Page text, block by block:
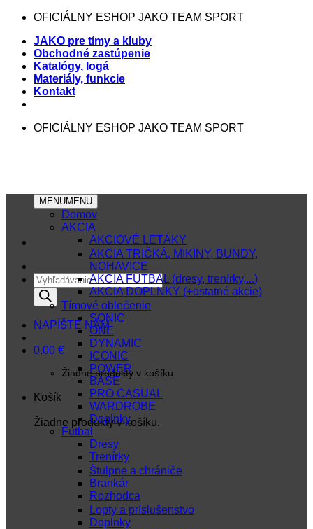
Skip
content
OFICIÁLNY ESHOP JAKO TEAM SPORT
JAKO pre tímy a kluby
Obchodné zastúpenie
Katalógy, logá
Materiály, funkcie
Kontakt
OFICIÁLNY ESHOP JAKO TEAM SPORT
Products
search
NAPÍŠTE NÁM
0,00 €
Žiadne produkty v košíku.
Košík
Žiadne produkty v košíku.
MENUMENU
Domov
AKCIA
AKCIOVÉ LETÁKY
AKCIA TRIČKÁ, MIKINY, BUNDY,
NOHAVICE
AKCIA FUTBAL (dresy, trenírky,...)
AKCIA DOPLNKY (+ostatné akcie)
Tímové oblečenie
SONIC
ONE
DYNAMIC
ICONIC
POWER
BASE
PRO CASUAL
WARDROBE
Doplnky
Futbal
Dresy
Trenírky
Štulpne a chrániče
Brankár
Rozhodca
Lopty a príslušenstvo
Doplnky